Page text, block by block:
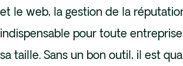
et le web, la gestion de la
indispensable pour toute
sa taille. Sans un bon outil, il est